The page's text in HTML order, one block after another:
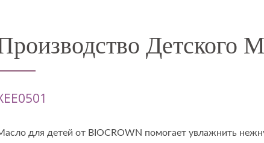
Детского
для детей от BIOCROWN помогает увлажнить